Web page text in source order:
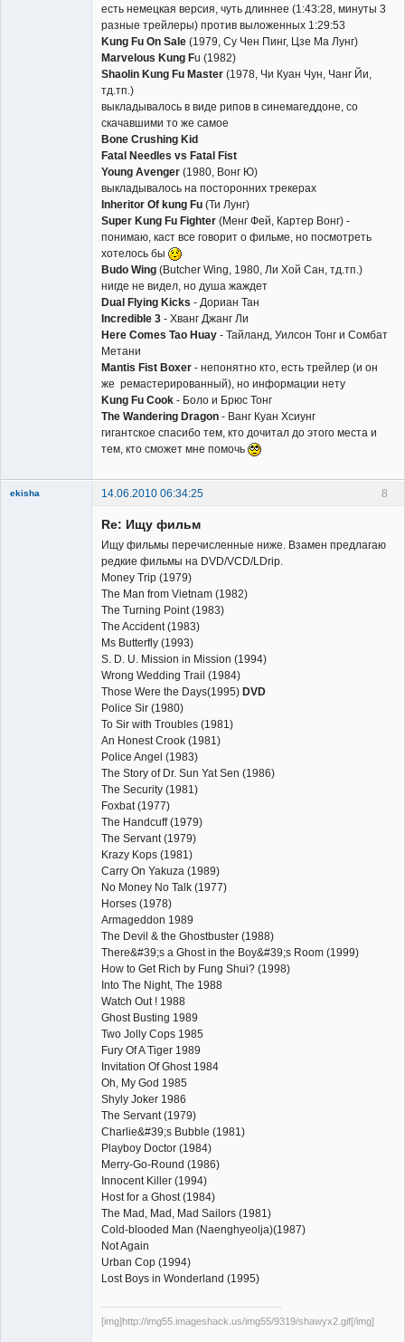
есть немецкая версия, чуть длиннее (1:43:28, минуты 3
разные трейлеры) против выложенных 1:29:53
Kung Fu On Sale (1979, Су Чен Пинг, Цзе Ма Лунг)
Marvelous Kung Fu (1982)
Shaolin Kung Fu Master (1978, Чи Куан Чун, Чанг Йи,
тд.тп.)
выкладывалось в виде рипов в синемагеддоне, со
скачавшими то же самое
Bone Crushing Kid
Fatal Needles vs Fatal Fist
Young Avenger (1980, Вонг Ю)
выкладывалось на посторонних трекерах
Inheritor Of kung Fu (Ти Лунг)
Super Kung Fu Fighter (Менг Фей, Картер Вонг) -
понимаю, каст все говорит о фильме, но посмотреть
хотелось бы
Budo Wing (Butcher Wing, 1980, Ли Хой Сан, тд.тп.)
нигде не видел, но душа жаждет
Dual Flying Kicks - Дориан Тан
Incredible 3 - Хванг Джанг Ли
Here Comes Tao Huay - Тайланд, Уилсон Тонг и Сомбат
Метани
Mantis Fist Boxer - непонятно кто, есть трейлер (и он
же ремастерированный), но информации нету
Kung Fu Cook - Боло и Брюс Тонг
The Wandering Dragon - Ванг Куан Хсиунг
гигантское спасибо тем, кто дочитал до этого места и
тем, кто сможет мне помочь
8
ekisha 14.06.2010 06:34:25
Re: Ищу фильм
Ищу фильмы перечисленные ниже. Взамен предлагаю
редкие фильмы на DVD/VCD/LDrip.
Money Trip (1979)
The Man from Vietnam (1982)
The Turning Point (1983)
The Accident (1983)
Ms Butterfly (1993)
S. D. U. Mission in Mission (1994)
Wrong Wedding Trail (1984)
Those Were the Days(1995) DVD
Police Sir (1980)
To Sir with Troubles (1981)
An Honest Crook (1981)
Police Angel (1983)
The Story of Dr. Sun Yat Sen (1986)
The Security (1981)
Foxbat (1977)
The Handcuff (1979)
The Servant (1979)
Krazy Kops (1981)
Carry On Yakuza (1989)
No Money No Talk (1977)
Horses (1978)
Armageddon 1989
The Devil & the Ghostbuster (1988)
There&#39;s a Ghost in the Boy&#39;s Room (1999)
How to Get Rich by Fung Shui? (1998)
Into The Night, The 1988
Watch Out ! 1988
Ghost Busting 1989
Two Jolly Cops 1985
Fury Of A Tiger 1989
Invitation Of Ghost 1984
Oh, My God 1985
Shyly Joker 1986
The Servant (1979)
Charlie&#39;s Bubble (1981)
Playboy Doctor (1984)
Merry-Go-Round (1986)
Innocent Killer (1994)
Host for a Ghost (1984)
The Mad, Mad, Mad Sailors (1981)
Cold-blooded Man (Naenghyeolja)(1987)
Not Again
Urban Cop (1994)
Lost Boys in Wonderland (1995)
[img]http://img55.imageshack.us/img55/9319/shawyx2.gif[/img]